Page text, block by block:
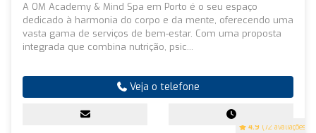
4.9 (72 avaliações)
A OM Academy & Mind Spa em Porto é o seu espaço
dedicado à harmonia do corpo e da mente, oferecendo uma
vasta gama de serviços de bem-estar. Com uma proposta
integrada que combina nutrição, psic...
Veja o telefone